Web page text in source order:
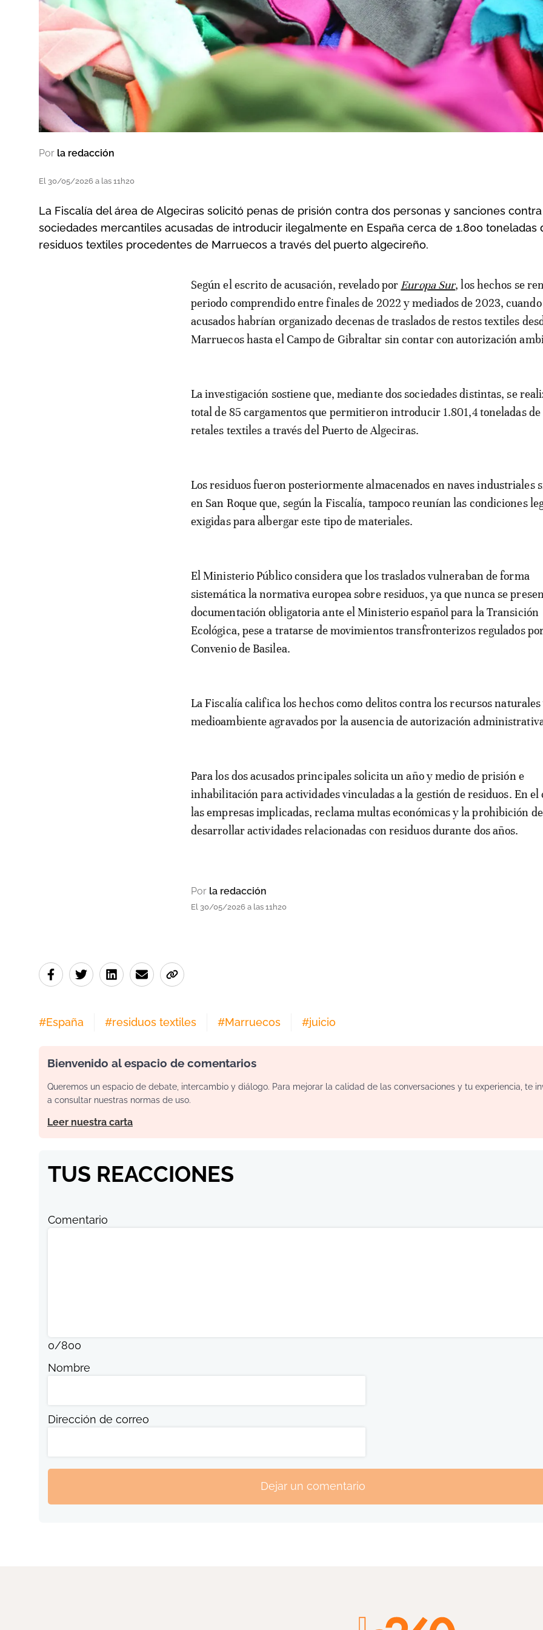
Por la redacción
El 30/05/2026 a las 11h20
La Fiscalía del área de Algeciras solicitó penas de prisión contra dos personas y sanciones
sociedades mercantiles acusadas de introducir ilegalmente en España cerca de 1.800 toneladas
residuos textiles procedentes de Marruecos a través del puerto algecireño.
Según el escrito de acusación, revelado por Europa Sur, los hechos se
periodo comprendido entre finales de 2022 y mediados de 2023,
acusados habrían organizado decenas de traslados de restos textiles
Marruecos hasta el Campo de Gibraltar sin contar con autorización
La investigación sostiene que, mediante dos sociedades distintas, se
total de 85 cargamentos que permitieron introducir 1.801,4 toneladas
retales textiles a través del Puerto de Algeciras.
Los residuos fueron posteriormente almacenados en naves industriales
en San Roque que, según la Fiscalía, tampoco reunían las condiciones
exigidas para albergar este tipo de materiales.
El Ministerio Público considera que los traslados vulneraban de forma
sistemática la normativa europea sobre residuos, ya que nunca se
documentación obligatoria ante el Ministerio español para la Transición
Ecológica, pese a tratarse de movimientos transfronterizos regulados
Convenio de Basilea.
La Fiscalía califica los hechos como delitos contra los recursos naturales
medioambiente agravados por la ausencia de autorización
Para los dos acusados principales solicita un año y medio de prisión e
inhabilitación para actividades vinculadas a la gestión de residuos. En el
las empresas implicadas, reclama multas económicas y la prohibición de
desarrollar actividades relacionadas con residuos durante dos años.
Por la redacción
El 30/05/2026 a las 11h20
#España #residuos textiles #Marruecos #juicio
Bienvenido al espacio de comentarios
Queremos un espacio de debate, intercambio y diálogo. Para mejorar la calidad de las conversaciones y tu experiencia, te
a consultar nuestras normas de uso.
Leer nuestra carta
TUS REACCIONES
Comentario
0/800
Nombre
Dirección de correo
Dejar un comentario